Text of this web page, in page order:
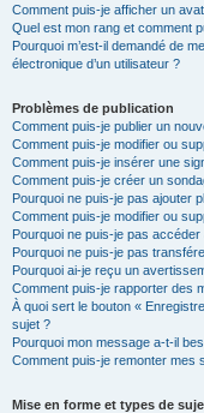
Comment puis-je afficher un
Quel est mon rang et comment
Pourquoi m’est-il demandé de
électronique d’un utilisateur ?
Problèmes de publication
Comment puis-je publier un
Comment puis-je modifier ou
Comment puis-je insérer une
Comment puis-je créer un
Pourquoi ne puis-je pas ajouter
Comment puis-je modifier ou
Pourquoi ne puis-je pas accéder
Pourquoi ne puis-je pas
Pourquoi ai-je reçu un
Comment puis-je rapporter des
À quoi sert le bouton «
sujet ?
Pourquoi mon message a-t-il
Comment puis-je remonter mes
Mise en forme et types de